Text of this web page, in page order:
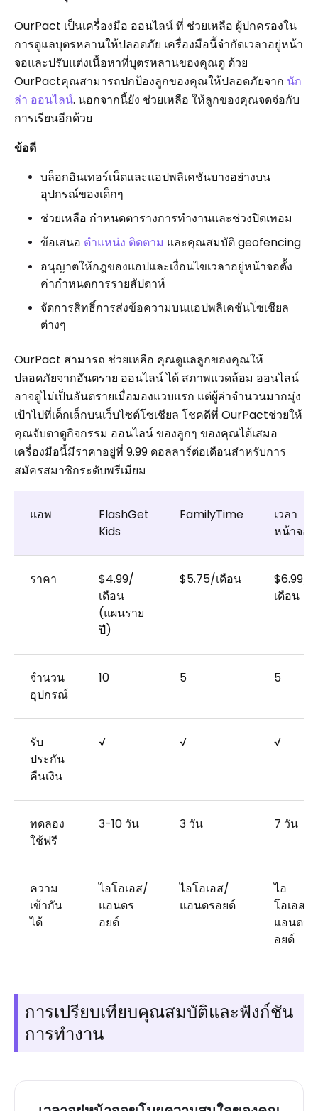
OurPact เป็นเครื่องมือ ออนไลน์ ที่ ช่วยเหลือ ผู้ปกครองใน
การดูแลบุตรหลานให้ปลอดภัย เครื่องมือนี้จำกัดเวลาอยู่หน้า
จอและปรับแต่งเนื้อหาที่บุตรหลานของคุณดู ด้วย
OurPactคุณสามารถปกป้องลูกของคุณให้ปลอดภัยจาก นัก
ล่า ออนไลน์. นอกจากนี้ยัง ช่วยเหลือ ให้ลูกของคุณจดจ่อกับ
การเรียนอีกด้วย
ข้อดี
บล็อกอินเทอร์เน็ตและแอปพลิเคชันบางอย่างบน
อุปกรณ์ของเด็กๆ
ช่วยเหลือ กำหนดตารางการทำงานและช่วงปิดเทอม
ข้อเสนอ ตำแหน่ง ติดตาม และคุณสมบัติ geofencing
อนุญาตให้กฎของแอปและเงื่อนไขเวลาอยู่หน้าจอตั้ง
ค่ากำหนดการรายสัปดาห์
จัดการสิทธิ์การส่งข้อความบนแอปพลิเคชันโซเชียล
ต่างๆ
OurPact สามารถ ช่วยเหลือ คุณดูแลลูกของคุณให้
ปลอดภัยจากอันตราย ออนไลน์ ได้ สภาพแวดล้อม ออนไลน์
อาจดูไม่เป็นอันตรายเมื่อมองแวบแรก แต่ผู้ล่าจำนวนมากมุ่ง
เป้าไปที่เด็กเล็กบนเว็บไซต์โซเชียล โชคดีที่ OurPactช่วยให้
คุณจับตาดูกิจกรรม ออนไลน์ ของลูกๆ ของคุณได้เสมอ
เครื่องมือนี้มีราคาอยู่ที่ 9.99 ดอลลาร์ต่อเดือนสำหรับการ
สมัครสมาชิกระดับพรีเมียม
แอพ
FlashGet
Kids
FamilyTime
เวลา
หน้าจอ
ราคา
$4.99/
เดือน
(แผนราย
ปี)
$5.75/เดือน
$6.99/
เดือน
จำนวน
อุปกรณ์
10 5 5
รับ
ประกัน
คืนเงิน
√ √ √
ทดลอง
ใช้ฟรี
3-10 วัน 3 วัน 7 วัน
ความ
เข้ากัน
ได้
ไอโอเอส/
แอนดร
อยด์
ไอโอเอส/
แอนดรอยด์
ไอ
โอเอส/
แอนดร
อยด์
การเปรียบเทียบคุณสมบัติและฟังก์ชัน
การทำงาน